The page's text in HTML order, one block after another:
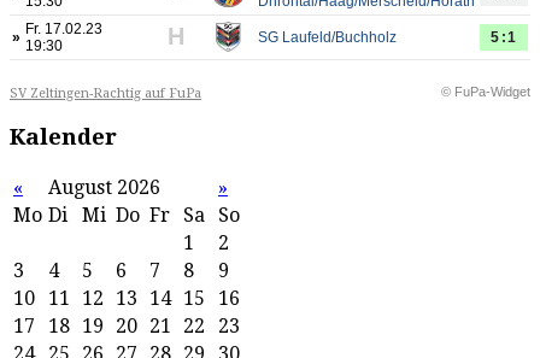
» Fr. 17.02.23
19:30
H SG Laufeld/Buchholz 5:1
© FuPa-Widget
SV Zeltingen-Rachtig auf FuPa
Kalender
« August 2026
»
Mo Di Mi Do Fr Sa
So
1
2
3
4 5 6 7 8
9
10
11 12 13 14 15
16
17
18 19 20 21 22
23
24
25 26 27 28 29
30